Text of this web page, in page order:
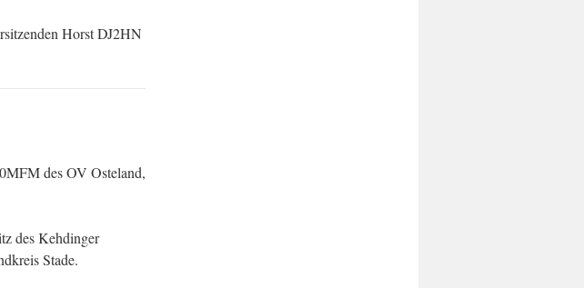
Horst DJ2HN
des OV Osteland,
des Kehdinger
Stade.